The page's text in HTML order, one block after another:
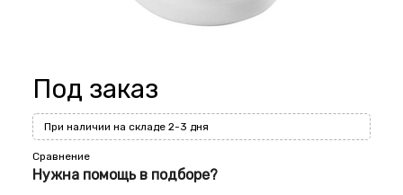
Под заказ
При наличии на складе 2-3 дня
Сравнение
Нужна помощь в подборе?